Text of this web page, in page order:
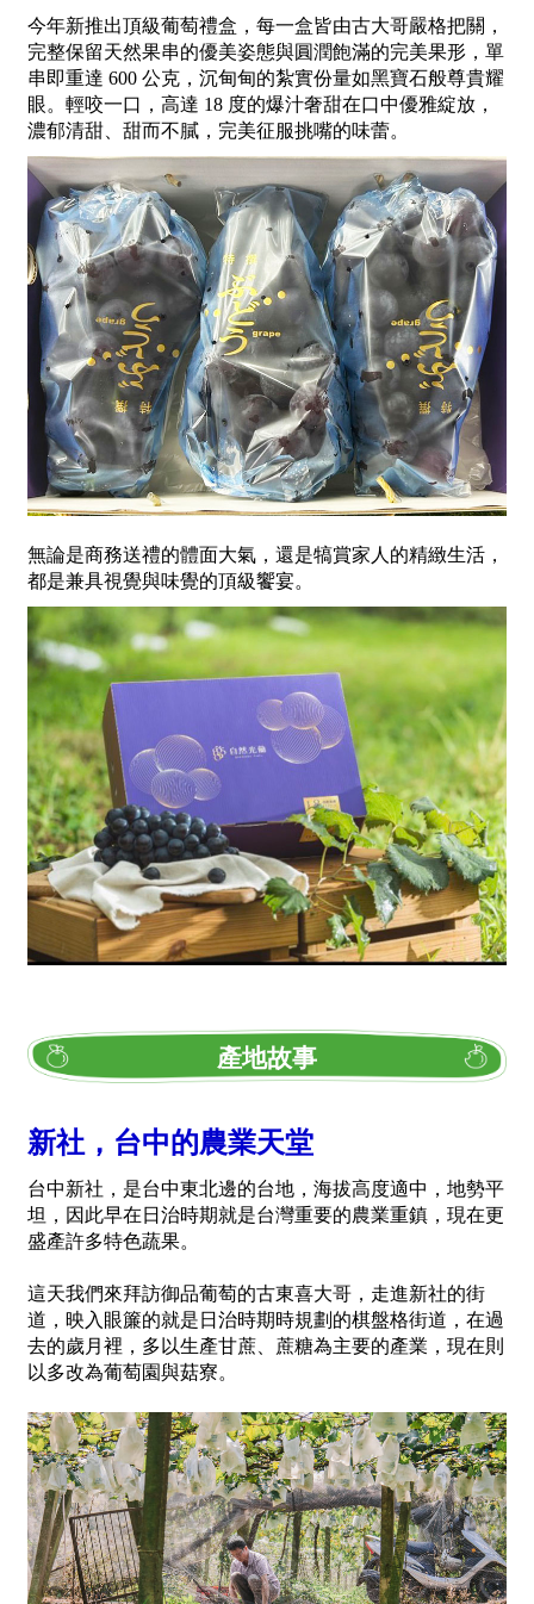
今年新推出頂級葡萄禮盒，每一盒皆由古大哥嚴格把關，
完整保留天然果串的優美姿態與圓潤飽滿的完美果形，單
串即重達 600 公克，沉甸甸的紮實份量如黑寶石般尊貴耀
眼。輕咬一口，高達 18 度的爆汁奢甜在口中優雅綻放，
濃郁清甜、甜而不膩，完美征服挑嘴的味蕾。
無論是商務送禮的體面大氣，還是犒賞家人的精緻生活，
都是兼具視覺與味覺的頂級饗宴。
產地故事
新社，台中的農業天堂
台中新社，是台中東北邊的台地，海拔高度適中，地勢平
坦，因此早在日治時期就是台灣重要的農業重鎮，現在更
盛產許多特色蔬果。
這天我們來拜訪御品葡萄的古東喜大哥，走進新社的街
道，映入眼簾的就是日治時期時規劃的棋盤格街道，在過
去的歲月裡，多以生產甘蔗、蔗糖為主要的產業，現在則
以多改為葡萄園與菇寮。